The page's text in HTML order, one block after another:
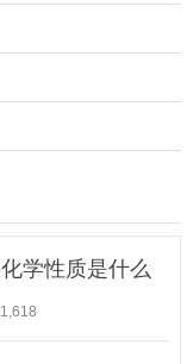
学性质是什么
1,618